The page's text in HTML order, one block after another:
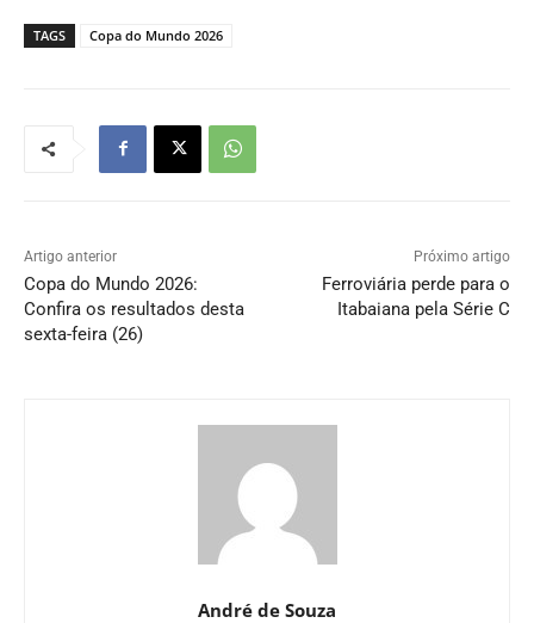
TAGS Copa do Mundo 2026
Artigo anterior
Copa do Mundo 2026:
Confira os resultados desta
sexta-feira (26)
Próximo artigo
Ferroviária perde para o
Itabaiana pela Série C
André de Souza